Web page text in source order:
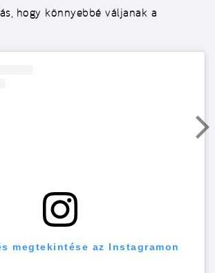
hogy könnyebbé váljanak a
megtekintése az Instagramon